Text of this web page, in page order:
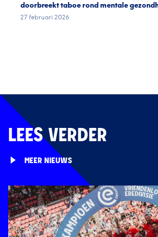
doorbreekt taboe rond mentale
27 februari 2026
LEES VERDER
MEER NIEUWS